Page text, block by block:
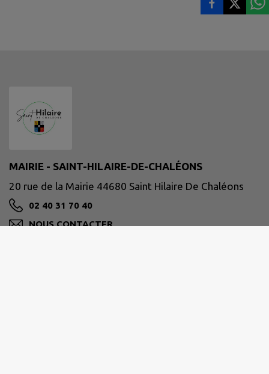
MAIRIE - SAINT-HILAIRE-DE-CHALÉONS
20 rue de la Mairie 44680 Saint Hilaire De Chaléons
02 40 31 70 40
NOUS CONTACTER